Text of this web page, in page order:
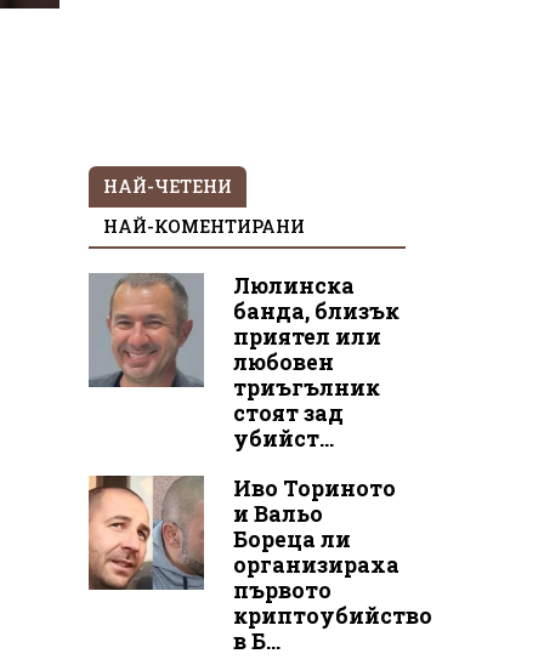
НАЙ-ЧЕТЕНИ
НАЙ-КОМЕНТИРАНИ
Люлинска
банда, близък
приятел или
любовен
триъгълник
стоят зад
убийст...
Иво Ториното
и Вальо
Бореца ли
организираха
първото
криптоубийство
в Б...